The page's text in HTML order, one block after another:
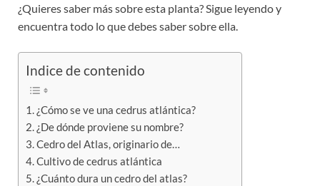
¿Quieres saber más sobre esta planta? Sigue leyendo y
encuentra todo lo que debes saber sobre ella.
Indice de contenido
¿Cómo se ve una cedrus atlántica?
¿De dónde proviene su nombre?
Cedro del Atlas, originario de…
Cultivo de cedrus atlántica
¿Cuánto dura un cedro del atlas?